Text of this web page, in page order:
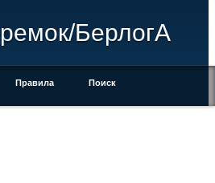
БерлогА
Правила Поиск